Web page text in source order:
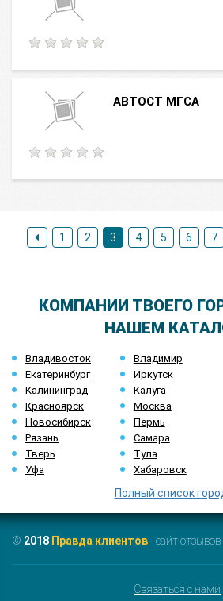
АВТОСТ МГСА
1 2 3 4 5 6 7
КОМПАНИИ ТВОЕГО
НАШЕМ
Владивосток Владимир
Екатеринбург
Иркутск
Калининград
Калуга
Красноярск
Москва
Новосибирск
Пермь
Рязань
Самара
Тверь
Тула
Уфа
Хабаровск
Полный список
© 2018 Правда клиентов- сайт
Связаться с нами